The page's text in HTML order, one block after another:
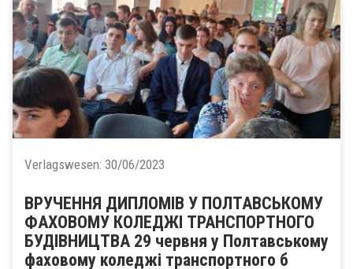
Verlagswesen: 30/06/2023
ВРУЧЕННЯ ДИПЛОМІВ У ПОЛТАВСЬКОМУ
ФАХОВОМУ КОЛЕДЖІ ТРАНСПОРТНОГО
БУДІВНИЦТВА 29 червня у Полтавському
фаховому коледжі транспортного б